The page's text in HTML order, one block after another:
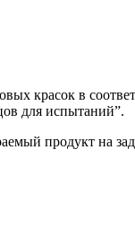
красок в
для испытаний”.
продукт на